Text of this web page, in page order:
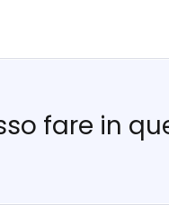
fare in